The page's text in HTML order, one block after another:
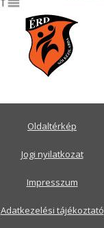
Oldaltérkép
Jogi nyilatkozat
Impresszum
Adatkezelési tájékoztató